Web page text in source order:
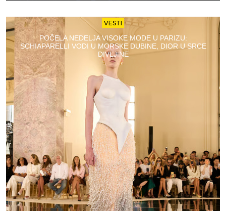
VESTI
POČELA NEDELJA VISOKE MODE U PARIZU:
SCHIAPARELLI VODI U MORSKE DUBINE, DIOR U SRCE
DIVLJINE